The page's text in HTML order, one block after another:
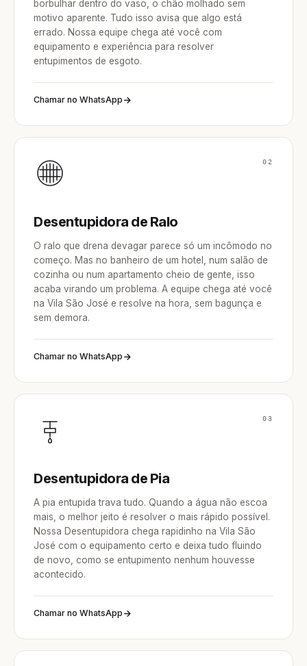
borbulhar dentro do vaso, o chão molhado sem
motivo aparente. Tudo isso avisa que algo está
errado. Nossa equipe chega até você com
equipamento e experiência para resolver
entupimentos de esgoto.
Chamar no WhatsApp
02
Desentupidora de Ralo
O ralo que drena devagar parece só um incômodo no
começo. Mas no banheiro de um hotel, num salão de
cozinha ou num apartamento cheio de gente, isso
acaba virando um problema. A equipe chega até você
na Vila São José e resolve na hora, sem bagunça e
sem demora.
Chamar no WhatsApp
03
Desentupidora de Pia
A pia entupida trava tudo. Quando a água não escoa
mais, o melhor jeito é resolver o mais rápido possível.
Nossa Desentupidora chega rapidinho na Vila São
José com o equipamento certo e deixa tudo fluindo
de novo, como se entupimento nenhum houvesse
acontecido.
Chamar no WhatsApp